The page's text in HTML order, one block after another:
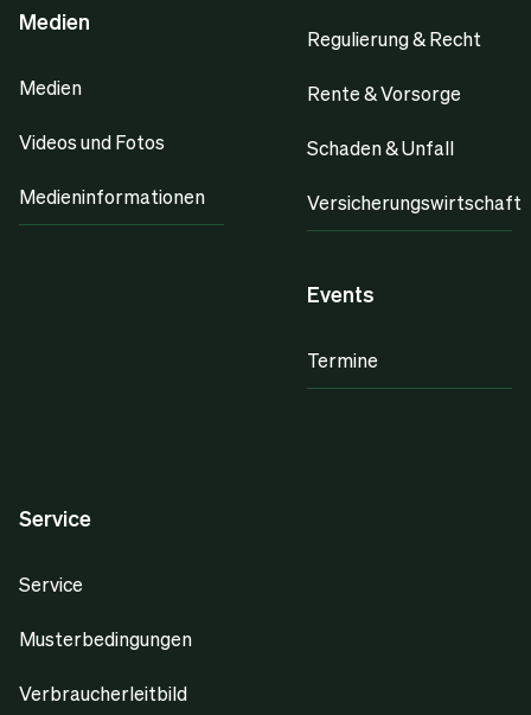
Medien
Medien
Videos und Fotos
Medieninformationen
Regulierung & Recht
Rente & Vorsorge
Schaden & Unfall
Versicherungswirtschaft
Events
Termine
Service
Service
Musterbedingungen
Verbraucherleitbild